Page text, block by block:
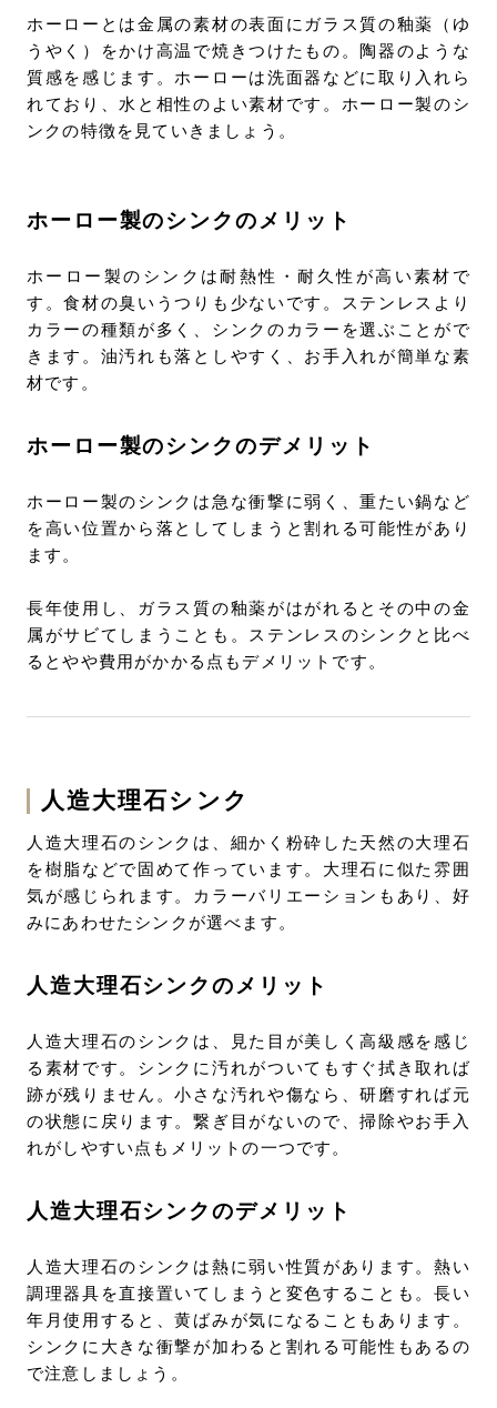
ホーローとは金属の素材の表面にガラス質の釉薬（ゆ
うやく）をかけ高温で焼きつけたもの。陶器のような
質感を感じます。ホーローは洗面器などに取り入れら
れており、水と相性のよい素材です。ホーロー製のシ
ンクの特徴を見ていきましょう。
ホーロー製のシンクのメリット
ホーロー製のシンクは耐熱性・耐久性が高い素材で
す。食材の臭いうつりも少ないです。ステンレスより
カラーの種類が多く、シンクのカラーを選ぶことがで
きます。油汚れも落としやすく、お手入れが簡単な素
材です。
ホーロー製のシンクのデメリット
ホーロー製のシンクは急な衝撃に弱く、重たい鍋など
を高い位置から落としてしまうと割れる可能性があり
ます。
長年使用し、ガラス質の釉薬がはがれるとその中の金
属がサビてしまうことも。ステンレスのシンクと比べ
るとやや費用がかかる点もデメリットです。
人造大理石シンク
人造大理石のシンクは、細かく粉砕した天然の大理石
を樹脂などで固めて作っています。大理石に似た雰囲
気が感じられます。カラーバリエーションもあり、好
みにあわせたシンクが選べます。
人造大理石シンクのメリット
人造大理石のシンクは、見た目が美しく高級感を感じ
る素材です。シンクに汚れがついてもすぐ拭き取れば
跡が残りません。小さな汚れや傷なら、研磨すれば元
の状態に戻ります。繋ぎ目がないので、掃除やお手入
れがしやすい点もメリットの一つです。
人造大理石シンクのデメリット
人造大理石のシンクは熱に弱い性質があります。熱い
調理器具を直接置いてしまうと変色することも。長い
年月使用すると、黄ばみが気になることもあります。
シンクに大きな衝撃が加わると割れる可能性もあるの
で注意しましょう。